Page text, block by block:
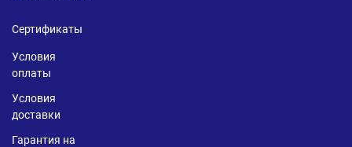
Сертификаты
Условия
оплаты
Условия
доставки
Гарантия на